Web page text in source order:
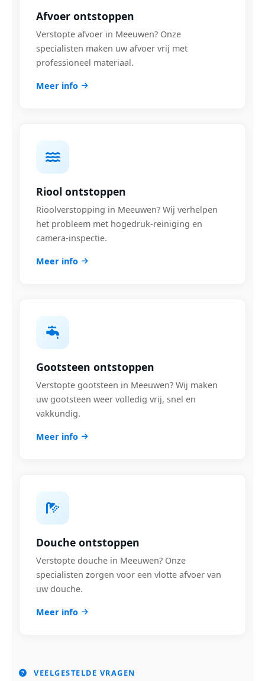
Afvoer ontstoppen
Verstopte afvoer in Meeuwen? Onze
specialisten maken uw afvoer vrij met
professioneel materiaal.
Meer info
Riool ontstoppen
Rioolverstopping in Meeuwen? Wij verhelpen
het probleem met hogedruk-reiniging en
camera-inspectie.
Meer info
Gootsteen ontstoppen
Verstopte gootsteen in Meeuwen? Wij maken
uw gootsteen weer volledig vrij, snel en
vakkundig.
Meer info
Douche ontstoppen
Verstopte douche in Meeuwen? Onze
specialisten zorgen voor een vlotte afvoer van
uw douche.
Meer info
VEELGESTELDE VRAGEN